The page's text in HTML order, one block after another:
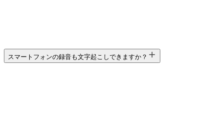
スマートフォンの録音も文字起こしできますか？